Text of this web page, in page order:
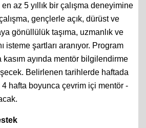
az 5 yıllık bir çalışma deneyimine
gençlerle açık, dürüst ve
gönüllülük taşıma, uzmanlık ve
isteme şartları aranıyor. Program
kasım ayında mentör bilgilendirme
Belirlenen tarihlerde haftada
hafta boyunca çevrim içi mentör -